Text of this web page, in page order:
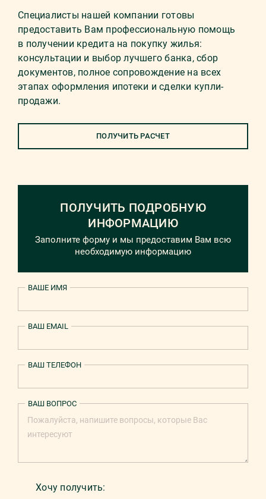
Специалисты нашей компании готовы
предоставить Вам профессиональную помощь
в получении кредита на покупку жилья:
консультации и выбор лучшего банка, сбор
документов, полное сопровождение на всех
этапах оформления ипотеки и сделки купли-
продажи.
ПОЛУЧИТЬ РАСЧЕТ
ПОЛУЧИТЬ ПОДРОБНУЮ
ИНФОРМАЦИЮ
Заполните форму и мы предоставим Вам всю
необходимую информацию
ВАШЕ ИМЯ
ВАШ EMAIL
ВАШ ТЕЛЕФОН
Хочу получить:
ВАШ ВОПРОС